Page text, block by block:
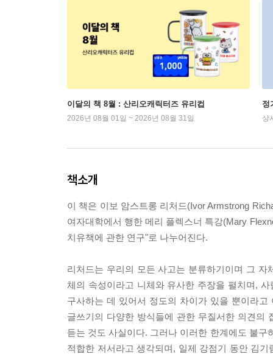
이달의 책 8월 : 산리오캐릭터즈 유리컵
2026년 08월 01일 ~ 2026년 08월 31일
정
상
책소개
이 책은 이보 암스트롱 리처드(Ivor Armstrong
여자대학에서 행한 메리 플렉스너 특강(Mary
치유책에 관한 연구"로 나누어진다.
리처드는 우리의 모든 사고는 분류하기이며 그
체의 속성이라고 니체와 유사한 주장을 펼치며,
구사하는 데 있어서 정도의 차이가 있을 뿐이라
글쓰기의 다양한 방식들에 관한 무질서한 의견의
듣는 것도 사실이다. 그러나 이러한 한계에도 불
적합한 저서라고 생각되며, 일제 강점기 동안 김